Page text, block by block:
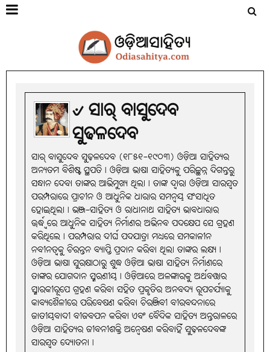
୰ ସାର୍‌ ବାସୁଦେବ
ସୁଢଳଦେବ
ସାର୍‌ ବାସୁଦେବ ସୁଢ଼ଳଦେବ (୧୮୫୧-୧୯୦୩) ଓଡ଼ିଆ ସାହିତ୍ୟର
ଅନ୍ୟତମ ବିଶିଷ୍ଟ ସ୍ଥପତି। ଓଡ଼ିଆ ଭାଷା ସାହିତ୍ୟକୁ ପରିଚ୍ଛନ୍ନ ଦିଗନ୍ତରୁ
ସନ୍ଧାନ ଦେବା ତାଙ୍କର ଆଭିମୁଖ୍ୟ ଥିଲା। ତାଙ୍କ ଦ୍ବାରା ଓଡ଼ିଆ ସାରସ୍ବତ
ପରମ୍ପରାରେ ପ୍ରାଚୀନ ଓ ଆଧୁନିକ ଧାରାର ସମନ୍ବୟ ସଂସାଧିତ
ହୋଇଥିଲା। ଭଞ୍ଜ-ସାହିତ୍ୟ ଓ ରାଧାନାଥ ସାହିତ୍ୟ ଭାବଧାରାର
ଊର୍ଦ୍ଧ୍ବରେ ଆଧୁନିକ ସାହିତ୍ୟ ନିର୍ମାଣର ଅଭିନବ ପଦକ୍ଷେପ ସେ ଗ୍ରହଣ
କରିଥିଲେ। ପରମ୍ପରାର ଦୀର୍ଘ ପଦଯାତ୍ରା ମଧ୍ୟରେ ସମକାଳୀନ
ନବୀନତ୍ବକୁ ଚିରନ୍ତନ ବ୍ୟାପ୍ତି ପ୍ରଦାନ କରିବା ଥିଲା ତାଙ୍କର ଲକ୍ଷ୍ୟ।
ଓଡ଼ିଆ ଭାଷା ସୁରକ୍ଷାଠାରୁ ଶୁଦ୍ଧ ଓଡ଼ିଆ ଭାଷା ସାହିତ୍ୟ ନିର୍ମାଣରେ
ତାଙ୍କର ଯୋଗଦାନ ସ୍ମରଣୀୟ। ଓଡ଼ିଆରେ ଅଳଙ୍କାରକୁ ଅର୍ଥବତ୍ତାର
ସ୍ମାରକୀରୂପେ ଗ୍ରହଣ କରିବା ସହିତ ପ୍ରକୃତିର ଅନବଦ୍ୟ ରୂପଚର୍ଯ୍ୟାକୁ
କାବ୍ୟଶୈଳୀରେ ପରିବେଷଣ କରିବା ଚିରଞ୍ଜିବୀ ବୀରବନ୍ଦନାରେ
ଜାତୀୟବାଦୀ ବୀଜବପନ କରିବା ଏବଂ ବୈଦିକ ସାହିତ୍ୟ ଅନ୍ତରାଳରେ
ଓଡ଼ିଆ ସାହିତ୍ୟର ଜୀବନୀଶକ୍ତି ଅନ୍ବେଷଣ କରିବାହିଁ ସୁଢ଼ଳଦେବଙ୍କ
ସାରସ୍ବତ ଦ୍ୟୋତନା।